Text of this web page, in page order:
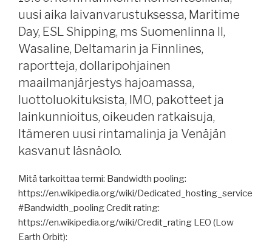
väylien
turvallisuus,
Nemo,
kyber,
alusten
ja
merenkulkijoiden
hylkääminen,
merenkulkijoiden
jaksaminen,
öljykuljetukset,
satamakiistaa
kiinalaisten
kanssa,
uusi aika laivanvarustuksessa, Maritime
Day, ESL Shipping, ms Suomenlinna II,
Wasaline, Deltamarin ja Finnlines,
raportteja, dollaripohjainen
maailmanjärjestys hajoamassa,
luottoluokituksista, IMO, pakotteet ja
lainkunnioitus, oikeuden ratkaisuja,
Itämeren uusi rintamalinja ja Venäjän
kasvanut läsnäolo.
Mitä tarkoittaa termi: Bandwidth pooling:
https://en.wikipedia.org/wiki/Dedicated_hosting_service
#Bandwidth_pooling Credit rating:
https://en.wikipedia.org/wiki/Credit_rating LEO (Low
Earth Orbit):